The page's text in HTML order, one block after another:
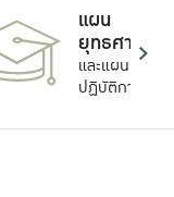
แผน
ยุทธศาสตร์
และแผน
ปฏิบัติการ